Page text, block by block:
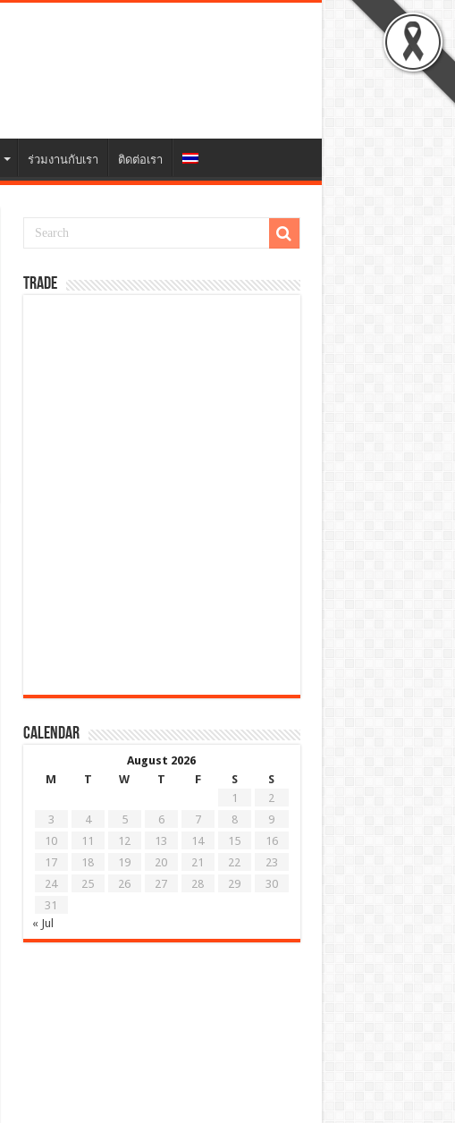
ร่วมงานกับเรา ติดต่อเรา
TRADE
Calendar
August 2026
M
T W T F S
S
1
2
3
4 5 6 7 8
9
10
11 12 13 14 15
16
17
18 19 20 21 22
23
24
25 26 27 28 29
30
31
« Jul